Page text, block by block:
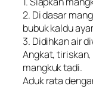
2. Di dasar
bubuk kaldu
3. Didihkan air
Angkat,
mangkuk tadi.
Aduk rata